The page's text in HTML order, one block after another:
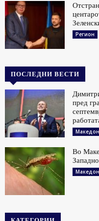
Регион
ПОСЛЕДНИ ВЕСТИ
пред
Во